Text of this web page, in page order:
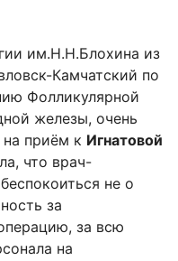
им.Н.Н.Блохина из
Камчатский по
Фолликулярной
железы, очень
на приём к Игнатовой
что врач-
не о
за
за всю
на